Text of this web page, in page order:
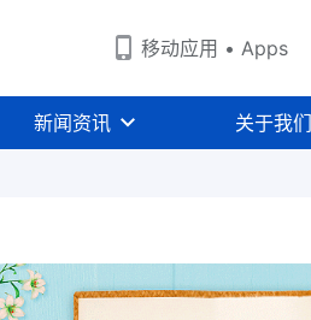
移动应用 • Apps
新闻资讯 关于我们